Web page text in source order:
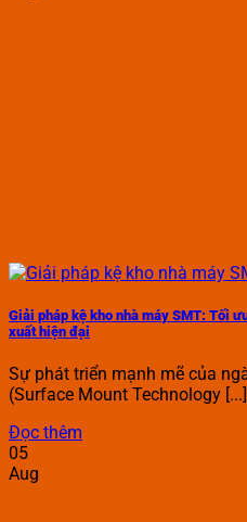
Giải pháp kệ kho nhà máy SMT: Tối
xuất hiện đại
Sự phát triển mạnh mẽ của
(Surface Mount Technology [...]
Đọc thêm
05
Aug